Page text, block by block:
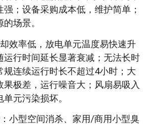
；设备采购成本低，维护简单；
场景。
却效率低，放电单元温度易快速升
运行时间延长显著衰减；无法长时
规连续运行时长不超过4小时；大
果极差，运行噪音大；风扇易吸入
元污染损坏。
：小型空间消杀、家用/商用小型臭